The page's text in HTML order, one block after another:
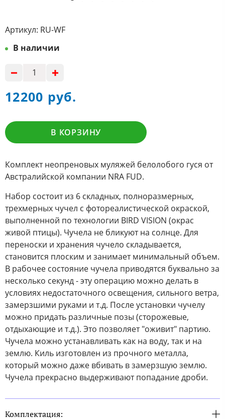
Артикул: RU-WF
В наличии
12200 руб.
В КОРЗИНУ
Комплект неопреновых муляжей белолобого гуся от
Австралийской компании NRA FUD.
Набор состоит из 6 складных, полноразмерных,
трехмерных чучел с фотореалистической окраской,
выполненной по технологии BIRD VISION (окрас
живой птицы). Чучела не бликуют на солнце. Для
переноски и хранения чучело складывается,
становится плоским и занимает минимальный объем.
В рабочее состояние чучела приводятся буквально за
несколько секунд - эту операцию можно делать в
условиях недостаточного освещения, сильного ветра,
замерзшими руками и т.д. После установки чучелу
можно придать различные позы (сторожевые,
отдыхающие и т.д.). Это позволяет "оживит" партию.
Чучела можно устанавливать как на воду, так и на
землю. Киль изготовлен из прочного металла,
который можно даже вбивать в замерзшую землю.
Чучела прекрасно выдерживают попадание дроби.
Комплектация: